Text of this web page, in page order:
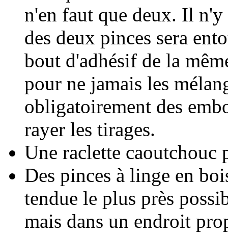
n'en faut que deux. Il n'y
des deux pinces sera
bout d'adhésif de la
pour ne jamais les
obligatoirement des
rayer les tirages.
Une raclette caoutchouc
Des pinces à linge en
tendue le plus près
mais dans un endroit